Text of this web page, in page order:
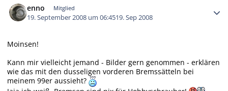
enno Mitglied
19. September 2008 um 06:4519. Sep 2008
Moinsen!
Kann mir vielleicht jemand - Bilder gern genommen - erklären
wie das mit den dusseligen vorderen Bremssätteln bei
meinem 99er aussieht?